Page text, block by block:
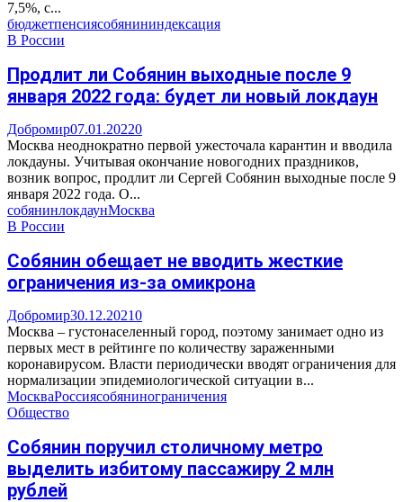
7,5%, с...
бюджетпенсиясобянининдексация
В России
Продлит ли Собянин выходные после 9
января 2022 года: будет ли новый локдаун
Добромир07.01.20220
Москва неоднократно первой ужесточала карантин и вводила
локдауны. Учитывая окончание новогодних праздников,
возник вопрос, продлит ли Сергей Собянин выходные после 9
января 2022 года. О...
собянинлокдаунМосква
В России
Собянин обещает не вводить жесткие
ограничения из-за омикрона
Добромир30.12.20210
Москва – густонаселенный город, поэтому занимает одно из
первых мест в рейтинге по количеству зараженными
коронавирусом. Власти периодически вводят ограничения для
нормализации эпидемиологической ситуации в...
МоскваРоссиясобянинограничения
Общество
Собянин поручил столичному метро
выделить избитому пассажиру 2 млн
рублей